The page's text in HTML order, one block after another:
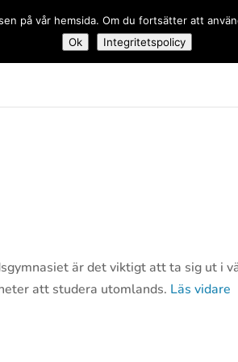
är det viktigt att ta sig ut i
att studera utomlands. Läs vidare
på vår hemsida. Om du fortsätter att
Ok
Integritetspolicy